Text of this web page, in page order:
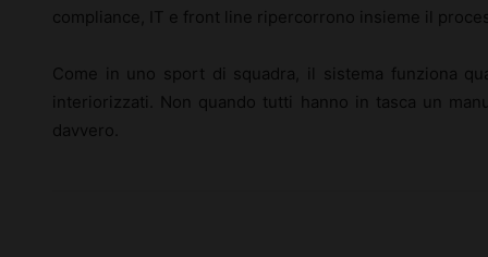
compliance, IT e front line ripercorrono insieme il
Come in uno sport di squadra, il sistema funziona
interiorizzati. Non quando tutti hanno in tasca un
davvero.